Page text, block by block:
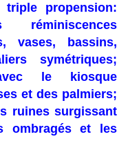
triple propension:
vases, bassins,
symétriques;
le kiosque
et des palmiers;
ruines surgissant
ombragés et les